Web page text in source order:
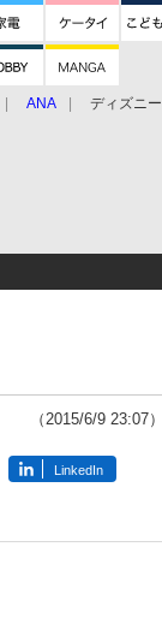
ANA ディズニー
（2015/6/9 23:07）
LinkedIn